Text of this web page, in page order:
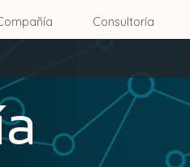
Consultoría